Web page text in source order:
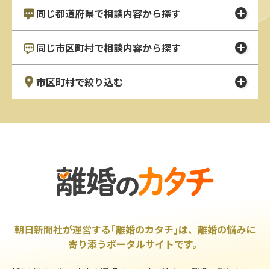
同じ都道府県で相談内容から探す
同じ市区町村で相談内容から探す
市区町村で絞り込む
朝日新聞社が運営する｢離婚のカタチ｣は、離婚の悩みに
寄り添うポータルサイトです。